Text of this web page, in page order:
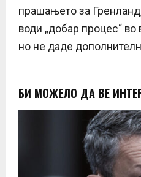
прашањето за
води „добар процес“
но не даде
БИ МОЖЕЛО ДА ВЕ